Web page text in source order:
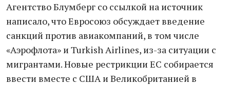
Агентство Блумберг со ссылкой на источник
написало, что Евросоюз обсуждает введение
санкций против авиакомпаний, в том числе
«Аэрофлота» и Turkish Airlines, из-за ситуации с
мигрантами. Новые рестрикции ЕС собирается
ввести вместе с США и Великобританией в